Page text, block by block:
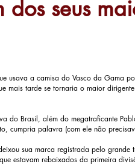
seus
usava a camisa do Vasco da Gama
mais tarde se tornaria o maior
do Brasil, além do megatraficante
cumpria palavra (com ele não
sua marca registrada pelo
estavam rebaixados da primeira